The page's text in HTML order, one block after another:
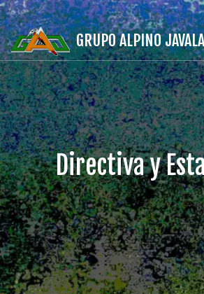
GRUPO ALPINO
Directiva y